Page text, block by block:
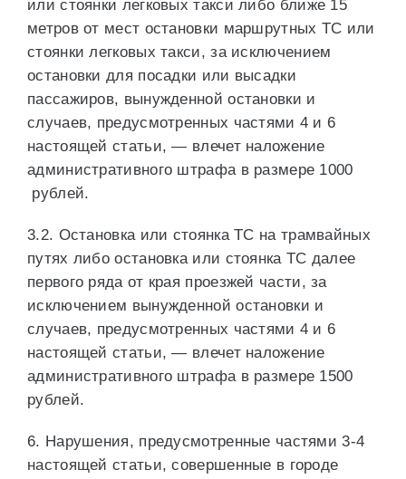
или стоянки легковых такси либо ближе 15
метров от мест остановки маршрутных ТС или
стоянки легковых такси, за исключением
остановки для посадки или высадки
пассажиров, вынужденной остановки и
случаев, предусмотренных частями 4 и 6
настоящей статьи, — влечет наложение
административного штрафа в размере 1000
рублей.
3.2. Остановка или стоянка ТС на трамвайных
путях либо остановка или стоянка ТС далее
первого ряда от края проезжей части, за
исключением вынужденной остановки и
случаев, предусмотренных частями 4 и 6
настоящей статьи, — влечет наложение
административного штрафа в размере 1500
рублей.
6. Нарушения, предусмотренные частями 3-4
настоящей статьи, совершенные в городе